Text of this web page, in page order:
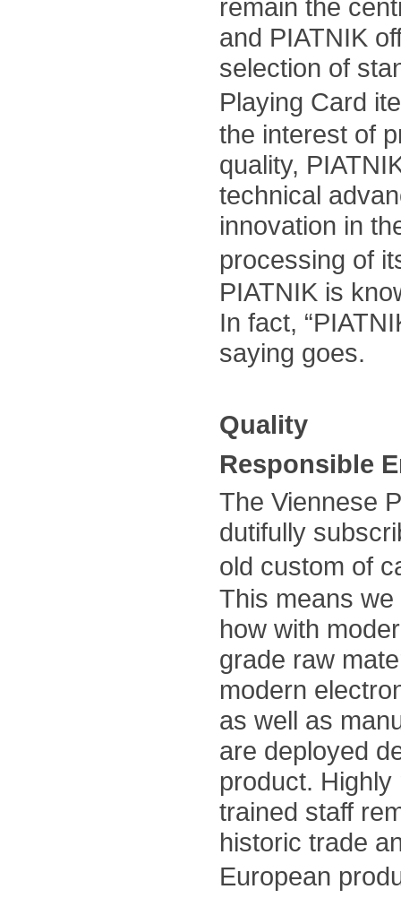
remain the
and PIATNIK
selection of
Playing Card
the interest of
quality,
technical
innovation in
processing of
PIATNIK is
In fact,
saying goes.
Quality
Responsible
The Viennese
dutifully
old custom of
This means
how with
grade raw
modern
as well as
are deployed
product.
trained staff
historic trade
European